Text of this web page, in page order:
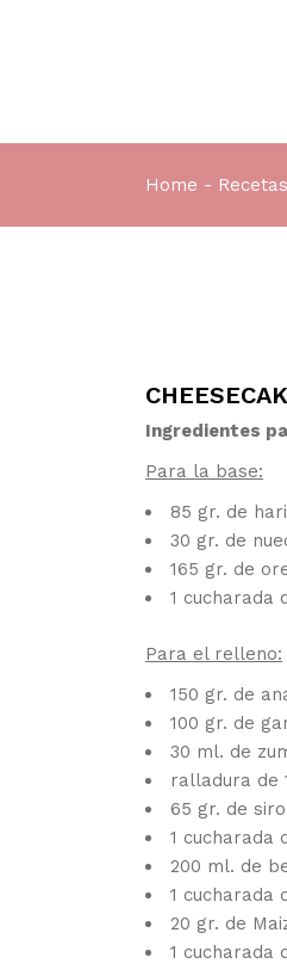
Home
Ingredientes
Para la base:
85 gr. de
30 gr. de
165 gr. de
1 cucharada
Para el relleno:
150 gr. de
100 gr. de
30 ml. de
ralladura de
65 gr. de
1 cucharada
200 ml. de
1 cucharada
20 gr. de
1 cucharada